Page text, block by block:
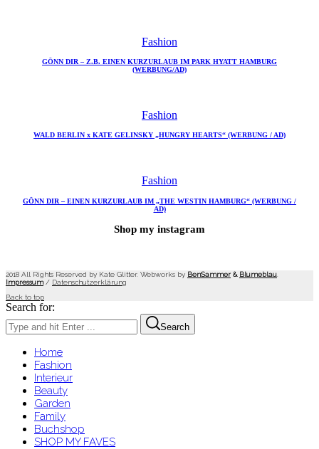
Fashion
GÖNN DIR – Z.B. EINEN KURZURLAUB IM PARK HYATT HAMBURG
(WERBUNG/AD)
Fashion
WALD BERLIN x KATE GELINSKY „HUNGRY HEARTS“ (WERBUNG / AD)
Fashion
GÖNN DIR – EINEN KURZURLAUB IM „THE WESTIN HAMBURG“ (WERBUNG /
AD)
Shop my instagram
2018 All Rights Reserved by Kate Glitter. Webworks by BenSammer & Blumeblau
Impressum/ Datenschutzerklärung
Back to top
Search for:
Search
Home
Fashion
Interieur
Beauty
Garden
Family
Buchshop
SHOP MY FAVES